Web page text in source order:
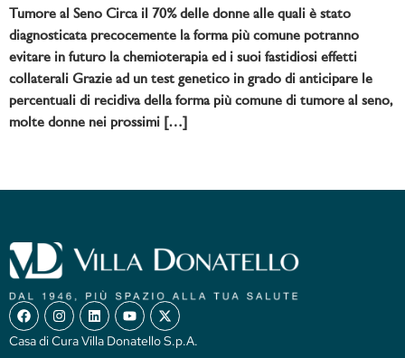
Tumore al Seno Circa il 70% delle donne alle quali è stato
diagnosticata precocemente la forma più comune potranno
evitare in futuro la chemioterapia ed i suoi fastidiosi effetti
collaterali Grazie ad un test genetico in grado di anticipare le
percentuali di recidiva della forma più comune di tumore al seno,
molte donne nei prossimi […]
Casa di Cura Villa Donatello S.p.A.